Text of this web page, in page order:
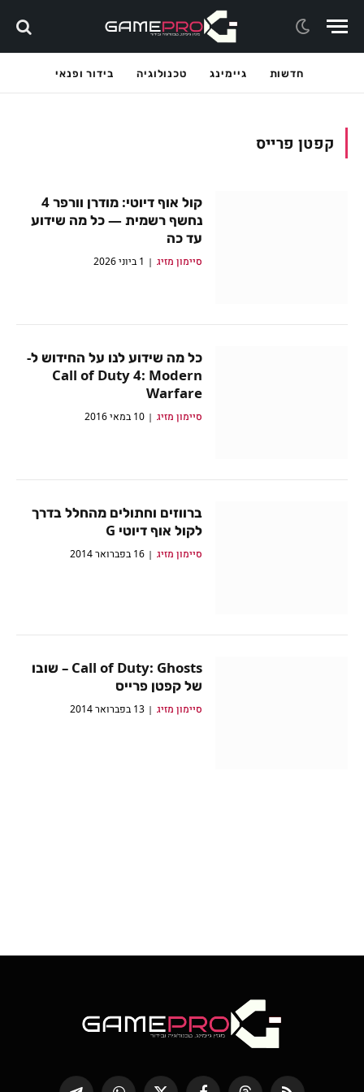
חדשות גיימינג טכנולוגיה בידור ופנאי
קפטן פרייס
קול אוף דיוטי: מודרן וורפר 4
נחשף רשמית — כל מה שידוע
עד כה
סיימון מזיג 1 ביוני 2026
כל מה שידוע לנו על החידוש ל-
Call of Duty 4: Modern
Warfare
סיימון מזיג 10 במאי 2016
ברווזים וחתולים מהחלל בדרך
לקול אוף דיוטי G
סיימון מזיג 16 בפברואר 2014
Call of Duty: Ghosts – שובו
של קפטן פרייס
סיימון מזיג 13 בפברואר 2014